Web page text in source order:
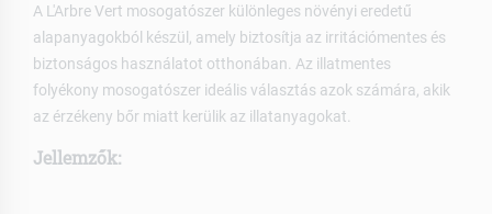
A L'Arbre Vert mosogatószer különleges növényi eredetű
alapanyagokból készül, amely biztosítja az irritációmentes és
biztonságos használatot otthonában. Az illatmentes
folyékony mosogatószer ideális választás azok számára, akik
az érzékeny bőr miatt kerülik az illatanyagokat.
Jellemzők: